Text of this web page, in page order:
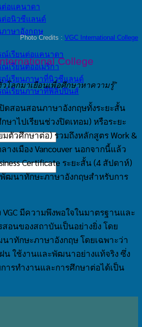
ต่อแคนาดา
ต่อนิวซีแลนด์
าษาอังกฤษ
ณ์เรียนต่อแคนาดา
เรียนต่ออเมริกา
ณ์เรียนภาษาที่นิวซีแลนด์
ณ์เรียนภาษาที่ฟิลิปปินส์
Photo Credits : VGC International College
College
โลกมาเยือนเพื่อศึกษาหาความรู้”
ปิดสอนสอนภาษาอังกฤษทั้งระยะสั้น
ษาไปเรียนช่วงปิดเทอม) หรือระยะ
มตัวศึกษาต่อ) รวมถึงหลักสูตร Work &
างเมือง Vancouver นอกจากนี้แล้ว
Certificate ระยะสั้น (4 สัปดาห์)
พัฒนาทักษะภาษาอังกฤษสำหรับการ
มีความพึงพอใจในมาตรฐานและ
อนของสถาบันเป็นอย่างยิ่ง โดย
าทักษะภาษาอังกฤษ โดยเฉพาะว่า
น ใช้งานและพัฒนาอย่างแท้จริง ซึ่ง
ารทำงานและการศึกษาต่อได้เป็น